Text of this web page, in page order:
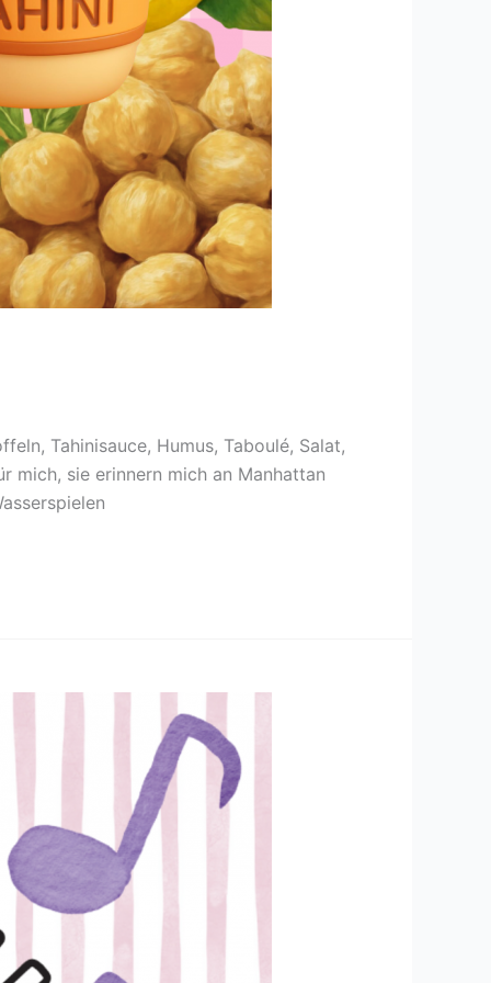
Tahinisauce, Humus, Taboulé, Salat,
mich, sie erinnern mich an Manhattan